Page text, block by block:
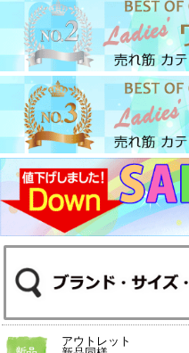
アウトレット